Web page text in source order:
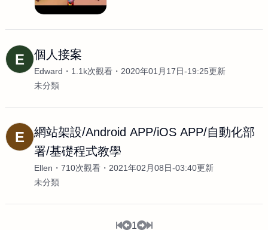
E 個人接案
Edward 1.1k次觀看
2020年01月17日-19:25更新
未分類
E
網站架設/Android APP/iOS APP/自動化部
署/基礎程式教學
Ellen 710次觀看
2021年02月08日-03:40更新
未分類
1